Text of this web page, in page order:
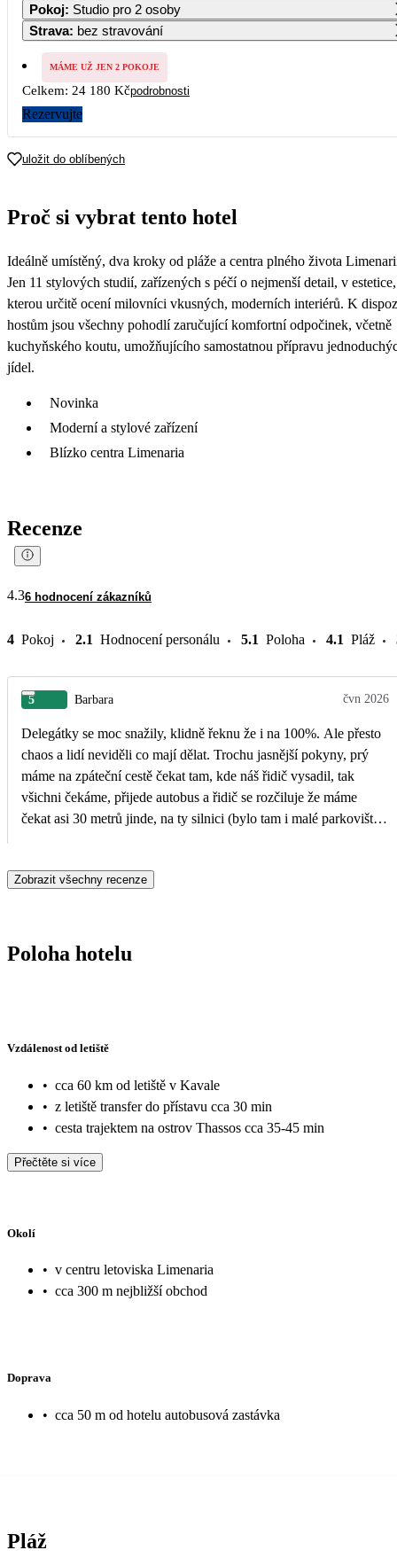
7
12 690 15 190
28
Pokoj: Studio pro 2 osoby
Strava: bez stravování
MÁME UŽ JEN 2 POKOJE
Celkem: 24 180 Kčpodrobnosti
Rezervujte
uložit do oblíbených
Proč si vybrat tento hotel
Ideálně umístěný, dva kroky od pláže a centra plného života
Jen 11 stylových studií, zařízených s péčí o nejmenší detail, v estetice,
kterou určitě ocení milovníci vkusných, moderních interiérů. K
hostům jsou všechny pohodlí zaručující komfortní odpočinek, včetně
kuchyňského koutu, umožňujícího samostatnou přípravu
jídel.
Novinka
Moderní a stylové zařízení
Blízko centra Limenaria
Recenze
4.36 hodnocení zákazníků
4 Pokoj 2.1 Hodnocení personálu 5.1 Poloha 4.1 Pláž
5 Barbara čvn 2026
Delegátky se moc snažily, klidně řeknu že i na 100%. Ale přesto
chaos a lidí neviděli co mají dělat. Trochu jasnější pokyny, prý
máme na zpáteční cestě čekat tam, kde náš řidič vysadil, tak
všichni čekáme, přijede autobus a řidič se rozčiluje že máme
čekat asi 30 metrů jinde, na ty silnici (bylo tam i malé parkoviště
manuálem jak příště lépe.
Zobrazit všechny recenze
Poloha hotelu
Vzdálenost od letiště
• cca 60 km od letiště v Kavale
• z letiště transfer do přístavu cca 30 min
• cesta trajektem na ostrov Thassos cca 35-45 min
Přečtěte si více
Okolí
• v centru letoviska Limenaria
• cca 300 m nejbližší obchod
Doprava
• cca 50 m od hotelu autobusová zastávka
Pláž